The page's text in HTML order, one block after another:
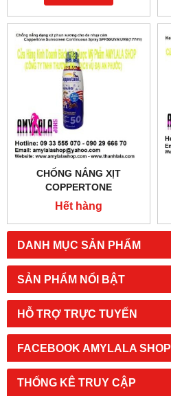
DANH MỤC SẢN PHẨM
SẢN PHẨM NỔI BẬT
HỖ TRỢ TRỰC TUYẾN
FACEBOOK AMYLALA SHOP
THỐNG KÊ TRUY CẬP
CHỐNG NẮNG XỊT
COPPERTONE
ULTRAGUARD™ SPF 50
UVA/UVB 177ML (MADE IN
0902966670
Hết hàng